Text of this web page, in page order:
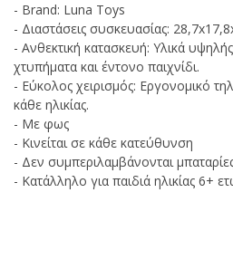
- Brand: Luna Toys
- Διαστάσεις συσκευασίας:
- Ανθεκτική κατασκευή: Υλικά
χτυπήματα και έντονο παιχνίδι.
- Εύκολος χειρισμός: Εργονομικό
κάθε ηλικίας.
- Με φως
- Κινείται σε κάθε κατεύθυνση
- Δεν συμπεριλαμβάνονται
- Κατάλληλο για παιδιά ηλικίας 6+